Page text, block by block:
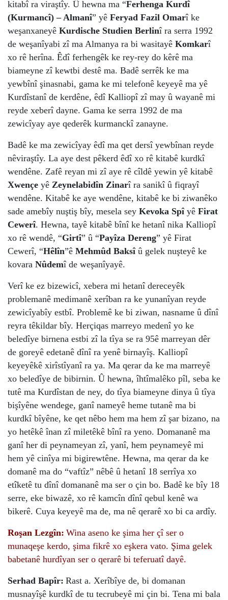
kitabî ra viraştîy. Û hewna ma “Ferhenga Kurdî
(Kurmancî) – Almanî” yê Feryad Fazil Omarî ke
weşanxaneyê Kurdische Studien Berlinî ra serra 1992
de weşanîyabi zî ma Almanya ra bi wasitayê Komkarî
xo rê herîna. Êdî ferhengêk ke rey-rey do kêrê ma
biameyne zî kewtbi destê ma. Badê serrêk ke ma
yewbînî şinasnabi, gama ke mi telefonê keyeyê ma yê
Kurdîstanî de kerdêne, êdî Kalliopî zî may û wayanê mi
reyde xeberî dayne. Gama ke serra 1992 de ma
zewicîyay aye qederêk kurmanckî zanayne.
Badê ke ma zewicîyay êdî ma qet dersî yewbînan reyde
nêviraştîy. La aye dest pêkerd êdî xo rê kitabê kurdkî
wendêne. Zafê reyan mi zî aye rê cîldê yewin yê kitabê
Xwençe yê Zeynelabidîn Zinarî ra sanikî û fiqrayî
wendêne. Kitabê ke aye wendêne, kitabê ke bi ziwanêko
sade amebîy nuştiş bîy, mesela sey Kevoka Spîyê Firat
Cewerî. Hewna, tayê kitabê bînî ke hetanî nika Kalliopî
xo rê wendê, “Girtî” û “Payîza Dereng” yê Firat
Cewerî, “Hêlîn”ê Mehmûd Baksîû gelek nuşteyê ke
kovara Nûdemî de weşanîyayê.
Verî ke ez bizewicî, xebera mi hetanî dereceyêk
problemanê medimanê xerîban ra ke yunanîyan reyde
zewicîyabîy estbî. Problemê ke bi ziwan, nasname û dînî
reyra têkildar bîy. Herçiqas marreyo medenî yo ke
beledîye birnena estbi zî la tîya se ra 95ê marreyan dêr
de goreyê edetanê dînî ra yenê birnayîş. Kalliopî
keyeyêkê xirîstîyanî ra ya. Ma qerar da ke ma marreyê
xo beledîye de bibirnin. Û hewna, îhtîmalêko pîl, seba ke
tutê ma Kurdîstan de ney, do tîya biameyne dinya û tîya
bişîyêne wendege, ganî nameyê heme tutanê ma bi
kurdkî bîyêne, ke qet nêbo hem ma hem zî şar bizano, na
yo hetêkê înan zî miletêkê bînî ra yeno. Domananê ma
ganî her di peynameyan zî, yanî, hem peynameyê mi
hem yê cinîya mi bigirewtêne. Hewna, ma qerar da ke
domanê ma do “vaftîz” nêbê û hetanî 18 serrîya xo
etîketê tu dînî domananê ma ser o çin bo. Badê ke bîy 18
serre, eke biwazê, xo rê kamcîn dînî qebul kenê wa
bikerê. Cuya keyeyê ma de, ma nê qerarê xo bi ca ardîy.
Roşan Lezgîn: Wina aseno ke şima her çî ser o
munaqeşe kerdo, şima fikrê xo eşkera vato. Şima gelek
babetanê hurdîyan ser o qerarê bi teferuatî dayê.
Serhad Bapîr: Rast a. Xerîbîye de, bi domanan
musnayîşê kurdkî de tu tecrubeyê mi çin bi. Tena mi bala